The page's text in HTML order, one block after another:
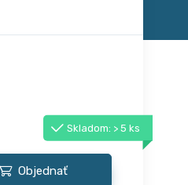
Skladom: > 5 ks
Objednať